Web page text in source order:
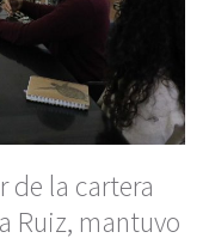
de la cartera
Ruiz, mantuvo